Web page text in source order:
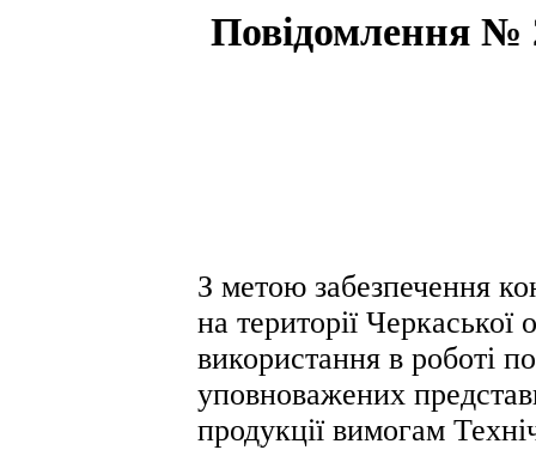
Повідомлення №
З метою забезпечення
на території Черкаської
використання в роботі
уповноважених
продукції вимогам